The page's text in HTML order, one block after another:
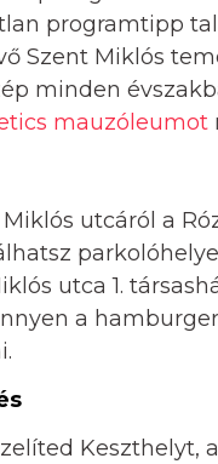
programtipp
Szent Miklós
minden
mauzóleumot
utcáról a
utca 1.
a
Keszthelyt,